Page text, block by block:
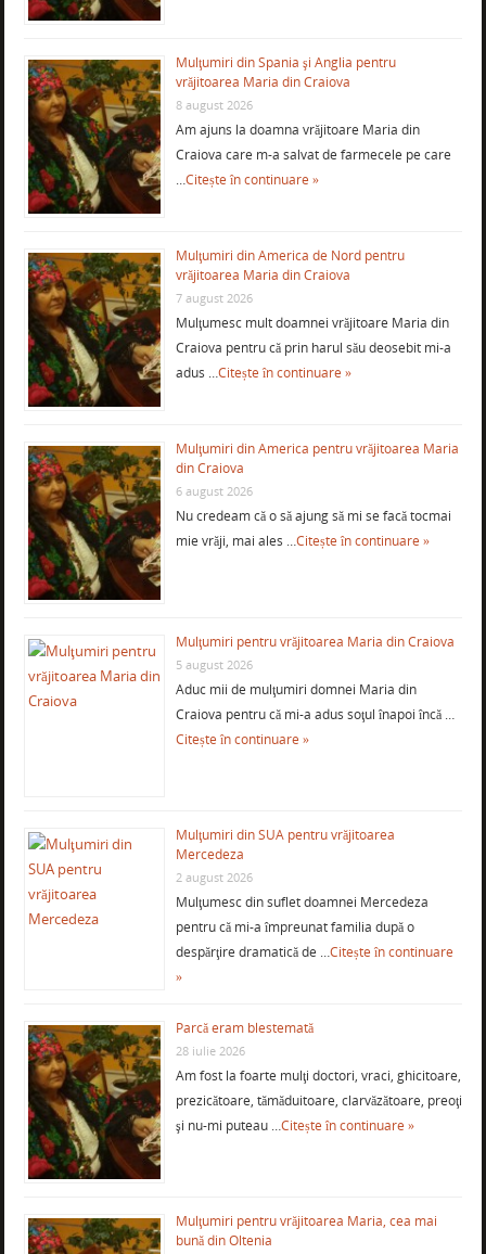
Mulţumiri din Spania şi Anglia pentru
vrăjitoarea Maria din Craiova
8 august 2026
Am ajuns la doamna vrăjitoare Maria din
Craiova care m-a salvat de farmecele pe care
…Citește în continuare »
Mulţumiri din America de Nord pentru
vrăjitoarea Maria din Craiova
7 august 2026
Mulţumesc mult doamnei vrăjitoare Maria din
Craiova pentru că prin harul său deosebit mi-a
adus …Citește în continuare »
Mulţumiri din America pentru vrăjitoarea Maria
din Craiova
6 august 2026
Nu credeam că o să ajung să mi se facă tocmai
mie vrăji, mai ales …Citește în continuare »
Mulţumiri pentru vrăjitoarea Maria din Craiova
5 august 2026
Aduc mii de mulţumiri domnei Maria din
Craiova pentru că mi-a adus soţul înapoi încă …
Citește în continuare »
Mulţumiri din SUA pentru vrăjitoarea
Mercedeza
2 august 2026
Mulţumesc din suflet doamnei Mercedeza
pentru că mi-a împreunat familia după o
despărţire dramatică de …Citește în continuare
»
Parcă eram blestemată
28 iulie 2026
Am fost la foarte mulţi doctori, vraci, ghicitoare,
prezicătoare, tămăduitoare, clarvăzătoare, preoţi
şi nu-mi puteau …Citește în continuare »
Mulţumiri pentru vrăjitoarea Maria, cea mai
bună din Oltenia